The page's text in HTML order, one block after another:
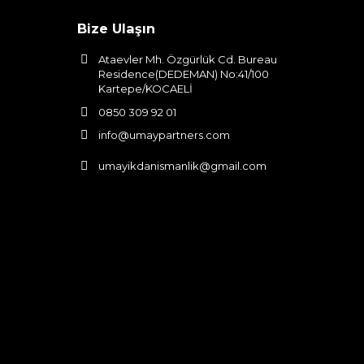
Bize Ulaşın
Ataevler Mh. Özgürlük Cd. Bureau
Residence(DEDEMAN) No:41/100
Kartepe/KOCAELİ
0850 309 92 01
info@umaypartners.com
umayikdanismanlik@gmail.com